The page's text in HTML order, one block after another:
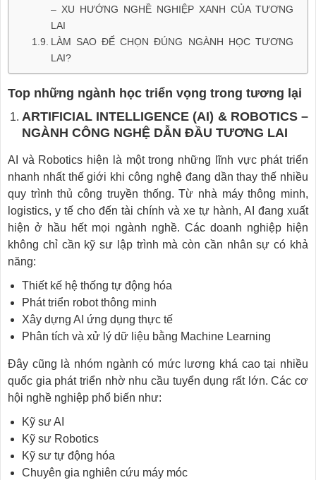
– XU HƯỚNG NGHỀ NGHIỆP XANH CỦA TƯƠNG
LAI
LÀM SAO ĐỂ CHỌN ĐÚNG NGÀNH HỌC TƯƠNG
LAI?
Top những ngành học triển vọng trong tương lại
ARTIFICIAL INTELLIGENCE (AI) & ROBOTICS –
NGÀNH CÔNG NGHỆ DẪN ĐẦU TƯƠNG LAI
AI và Robotics hiện là một trong những lĩnh vực phát triển
nhanh nhất thế giới khi công nghệ đang dần thay thế nhiều
quy trình thủ công truyền thống. Từ nhà máy thông minh,
logistics, y tế cho đến tài chính và xe tự hành, AI đang xuất
hiện ở hầu hết mọi ngành nghề. Các doanh nghiệp hiện
không chỉ cần kỹ sư lập trình mà còn cần nhân sự có khả
năng:
Thiết kế hệ thống tự động hóa
Phát triển robot thông minh
Xây dựng AI ứng dụng thực tế
Phân tích và xử lý dữ liệu bằng Machine Learning
Đây cũng là nhóm ngành có mức lương khá cao tại nhiều
quốc gia phát triển nhờ nhu cầu tuyển dụng rất lớn. Các cơ
hội nghề nghiệp phổ biến như:
Kỹ sư AI
Kỹ sư Robotics
Kỹ sư tự động hóa
Chuyên gia nghiên cứu máy móc